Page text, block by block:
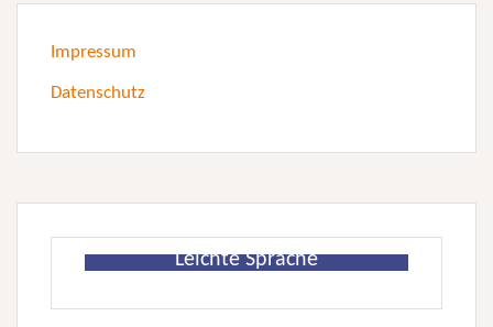
Impressum
Datenschutz
Leichte Sprache